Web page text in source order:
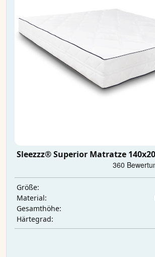
Sleezzz® Superior Matratze
Größe:
Material:
Gesamthöhe:
Härtegrad: